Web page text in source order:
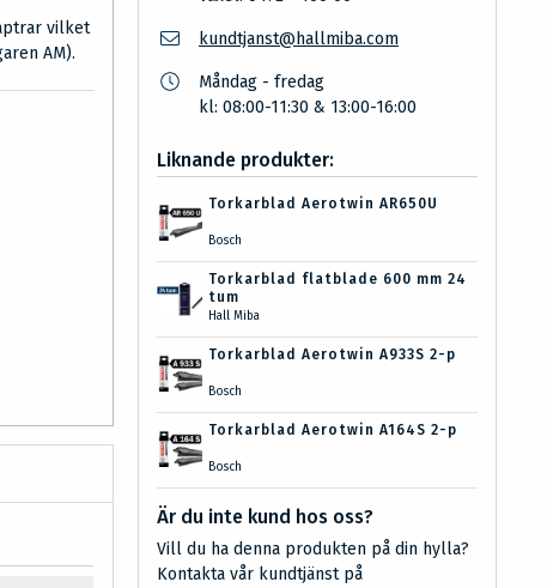
vilket
AM).
kundtjanst@hallmiba.com
Måndag - fredag
kl: 08:00-11:30 & 13:00-16:00
Liknande produkter:
Torkarblad Aerotwin AR650U
Bosch
Torkarblad flatblade 600 mm 24
tum
Hall Miba
Torkarblad Aerotwin A933S 2-p
Bosch
Torkarblad Aerotwin A164S 2-p
Bosch
Är du inte kund hos oss?
Vill du ha denna produkten på din hylla?
Kontakta vår kundtjänst på